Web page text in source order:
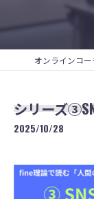
シリーズ
2025/10/28